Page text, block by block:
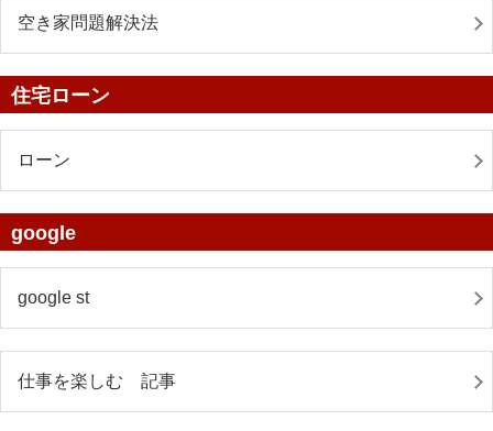
空き家問題解決法
住宅ローン
ローン
google
google st
仕事を楽しむ 記事